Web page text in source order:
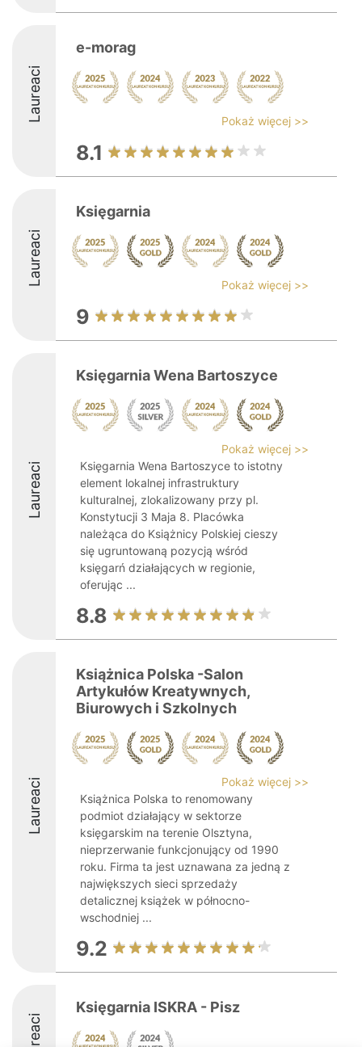
Laureaci
e-morag
Pokaż więcej >>
8.1
Laureaci
Księgarnia
Pokaż więcej >>
9
Laureaci
Księgarnia Wena Bartoszyce
Pokaż więcej >>
Księgarnia Wena Bartoszyce to istotny
element lokalnej infrastruktury
kulturalnej, zlokalizowany przy pl.
Konstytucji 3 Maja 8. Placówka
należąca do Książnicy Polskiej cieszy
się ugruntowaną pozycją wśród
księgarń działających w regionie,
oferując ...
8.8
Laureaci
Książnica Polska -Salon
Artykułów Kreatywnych,
Biurowych i Szkolnych
Pokaż więcej >>
Książnica Polska to renomowany
podmiot działający w sektorze
księgarskim na terenie Olsztyna,
nieprzerwanie funkcjonujący od 1990
roku. Firma ta jest uznawana za jedną z
największych sieci sprzedaży
detalicznej książek w północno-
wschodniej ...
9.2
Księgarnia ISKRA - Pisz